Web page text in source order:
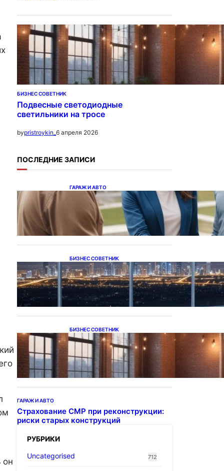
он
БИЗНЕС СОВЕТНИК
Подвесные светодиодные
светильники на тросе
bypristroykin_ 6 апреля 2026
ПОСЛЕДНИЕ ЗАПИСИ
ГАРАЖ И АВТО
Ипотека на новостройки
при оформлении
напрямую у застройщика
БИЗНЕС СОВЕТНИК
Каталог светодиодных
светильников и LED-
освещения в Казахстане
БИЗНЕС СОВЕТНИК
Подвесные светодиодные
светильники на тросе
ГАРАЖ И АВТО
Страхование СМР при реконструкции:
риски старых конструкций
РУБРИКИ
Uncategorised
712